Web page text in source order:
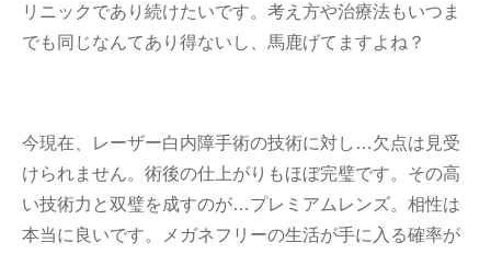
リニックであり続けたいです。考え方や治療法もいつま
でも同じなんてあり得ないし、馬鹿げてますよね？
今現在、レーザー白内障手術の技術に対し…欠点は見受
けられません。術後の仕上がりもほぼ完璧です。その高
い技術力と双璧を成すのが…プレミアムレンズ。相性は
本当に良いです。メガネフリーの生活が手に入る確率が